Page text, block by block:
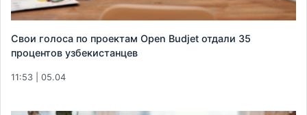
Свои голоса по проектам Open Budjet отдали 35
процентов узбекистанцев
11:53 | 05.04